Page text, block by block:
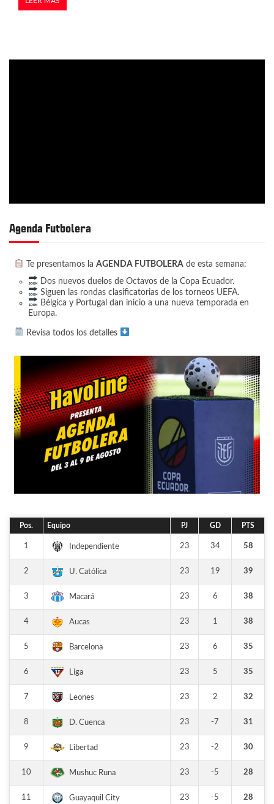
Agenda Futbolera
Te presentamos la AGENDA FUTBOLERAde esta semana:
Dos nuevos duelos de Octavos de la Copa Ecuador.
Siguen las rondas clasificatorias de los torneos UEFA.
Bélgica y Portugal dan inicio a una nueva temporada en
Europa.
Revisa todos los detalles
Pos. Equipo PJ GD PTS
1 Independiente 23 34 58
2 U. Católica 23 19 39
3 Macará 23 6 38
4 Aucas 23 1 38
5 Barcelona 23 6 35
6 Liga 23 5 35
7 Leones 23 2 32
8 D. Cuenca 23 -7 31
9 Libertad 23 -2 30
10 Mushuc Runa 23 -5 28
11 Guayaquil City 23 -5 28